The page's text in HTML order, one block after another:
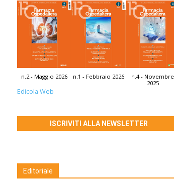
n.2 - Maggio 2026 n.1 - Febbraio 2026
n.4 - Novembre
2025
Edicola Web
ISCRIVITI ALLA NEWSLETTER
Editoriale